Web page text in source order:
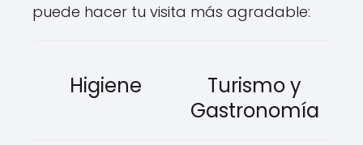
puede hacer tu visita más agradable:
Higiene
Turismo y
Gastronomía